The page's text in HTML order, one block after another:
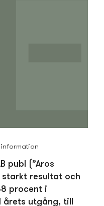
publ (”Aros
resultat och
procent i
utgång, till